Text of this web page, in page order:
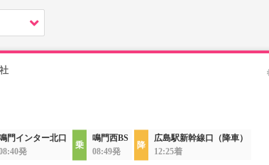
門インター北口
発
鳴門西BS
08:49発
広島駅新幹線口（降車）
12:25着